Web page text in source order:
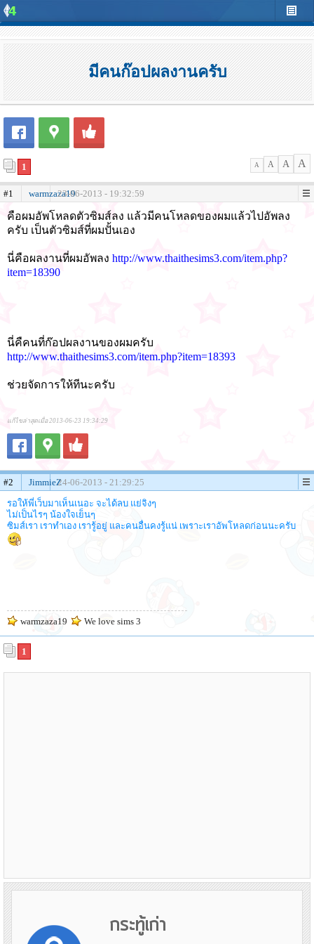
มีคนก๊อปผลงานครับ
1 A A A A
#1 warmzaza1923-06-2013 - 19:32:59
คือผมอัพโหลดตัวซิมส์ลง แล้วมีคนโหลดของผมแล้วไปอัพลง
ครับ เป็นตัวซิมส์ที่ผมปั้นเอง
นี่คือผลงานที่ผมอัพลง http://www.thaithesims3.com/item.php?
item=18390
นี่คืคนที่ก๊อปผลงานของผมครับ
http://www.thaithesims3.com/item.php?item=18393
ช่วยจัดการให้ทีนะครับ
แก้ไขล่าสุดเมื่อ 2013-06-23 19:34:29
#2 JimmieZ24-06-2013 - 21:29:25
รอให้พี่เว็บมาเห็นเนอะ จะได้ลบ แย่จิงๆ
ไม่เป็นไรๆ น้องใจเย็นๆ
ซิมส์เรา เราทำเอง เรารู้อยู่ และคนอื่นคงรู้แน่ เพราะเราอัพโหลดก่อนนะครับ
warmzaza19 We love sims 3
1
กระทู้เก่า